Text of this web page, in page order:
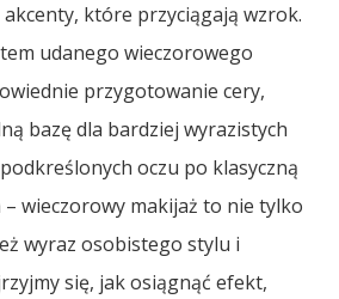
które przyciągają wzrok.
udanego wieczorowego
przygotowanie cery,
bazę dla bardziej wyrazistych
oczu po klasyczną
wieczorowy makijaż to nie tylko
wyraz osobistego stylu i
się, jak osiągnąć efekt,